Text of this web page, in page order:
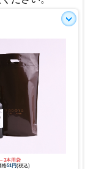
3本用袋
格51円(税込)